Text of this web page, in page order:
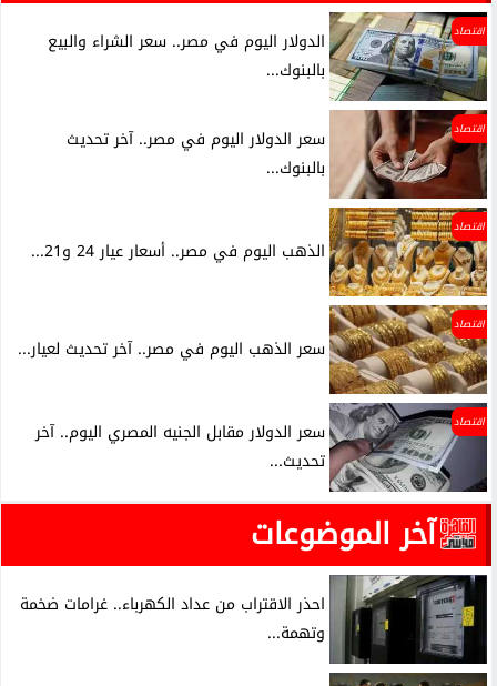
اقتصاد
الدولار اليوم في مصر.. سعر الشراء والبيع
بالبنوك...
اقتصاد
سعر الدولار اليوم في مصر.. آخر تحديث
بالبنوك...
اقتصاد
الذهب اليوم في مصر.. أسعار عيار 24 و21...
اقتصاد
سعر الذهب اليوم في مصر.. آخر تحديث لعيار...
اقتصاد
سعر الدولار مقابل الجنيه المصري اليوم.. آخر
تحديث...
آخر الموضوعات
احذر الاقتراب من عداد الكهرباء.. غرامات ضخمة
وتهمة...